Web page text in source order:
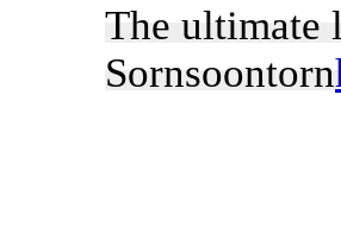
The ultimate
Sornsoontorn